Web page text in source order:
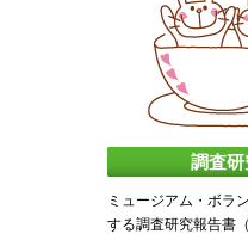
調査研
ミュージアム・ボラ
する調査研究報告書